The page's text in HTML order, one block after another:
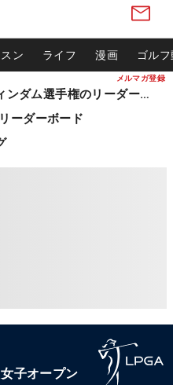
メルマガ登録
ン ライフ 漫画 ゴル
松山英樹ら出場 ウィンダム選手権のリーダーボード
ーダーボード
子オープン